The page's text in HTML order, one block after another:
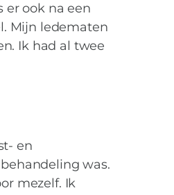
er ook na een
Mijn ledematen
Ik had al twee
en
was.
mezelf. Ik